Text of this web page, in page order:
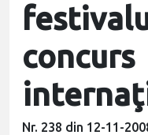
concurs
Nr. 238 din 12-11-